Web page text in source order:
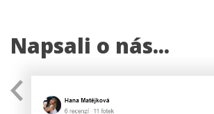
Napsali o nás...
Previous